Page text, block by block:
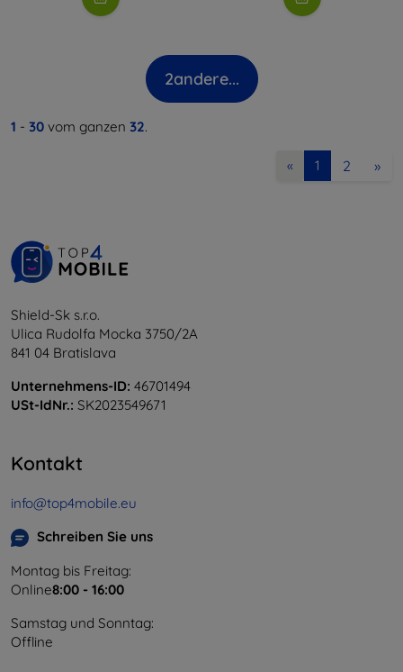
2andere...
1 - 30 vom ganzen 32.
« 1 2 »
Shield-Sk s.r.o.
Ulica Rudolfa Mocka 3750/2A
841 04 Bratislava
Unternehmens-ID: 46701494
USt-IdNr.: SK2023549671
Kontakt
info@top4mobile.eu
Schreiben Sie uns
Montag bis Freitag:
Online8:00 - 16:00
Samstag und Sonntag:
Offline